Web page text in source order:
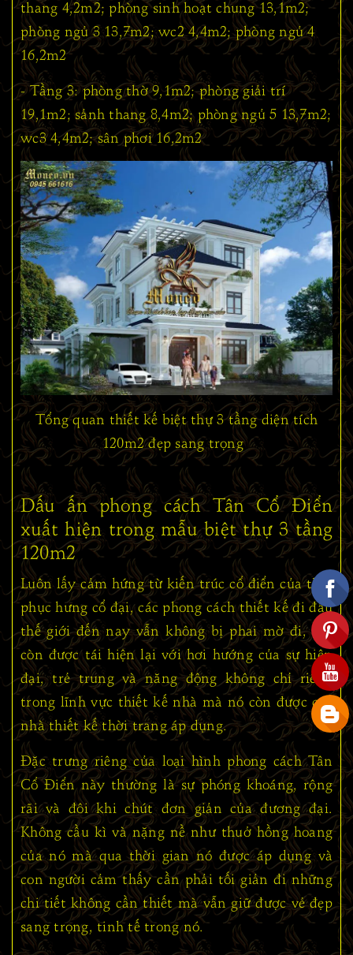
thang 4,2m2; phòng sinh hoạt chung 13,1m2;
phòng ngủ 3 13,7m2; wc2 4,4m2; phòng ngủ 4
16,2m2
- Tầng 3: phòng thờ 9,1m2; phòng giải trí
19,1m2; sảnh thang 8,4m2; phòng ngủ 5 13,7m2;
wc3 4,4m2; sân phơi 16,2m2
Tổng quan thiết kế biệt thự 3 tầng diện tích
120m2 đẹp sang trọng
Dấu ấn phong cách Tân Cổ Điển
xuất hiện trong mẫu biệt thự 3 tầng
120m2
Luôn lấy cảm hứng từ kiến trúc cổ điển của thời
phục hưng cổ đại, các phong cách thiết kế đi đầu
thế giới đến nay vẫn không bị phai mờ đi, mà
còn được tái hiện lại với hơi hướng của sự hiện
đại, trẻ trung và năng động không chỉ riêng
trong lĩnh vực thiết kế nhà mà nó còn được các
nhà thiết kế thời trang áp dụng.
Đặc trưng riêng của loại hình phong cách Tân
Cổ Điển này thường là sự phóng khoáng, rộng
rãi và đôi khi chút đơn giản của đương đại.
Không cầu kì và nặng nề như thuở hồng hoang
của nó mà qua thời gian nó được áp dụng và
con người cảm thấy cần phải tối giản đi những
chi tiết không cần thiết mà vẫn giữ được vẻ đẹp
sang trọng, tinh tế trong nó.